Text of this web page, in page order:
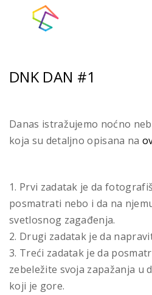
DNK DAN #1
Danas istražujemo noćno
koja su detaljno opisana na
1. Prvi zadatak je da
posmatrati nebo i da na
svetlosnog zagađenja.
2. Drugi zadatak je da
3. Treći zadatak je da
zebeležite svoja zapažanja u
koji je gore.